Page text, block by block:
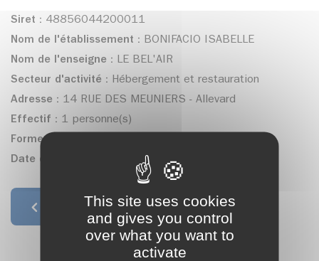
This site uses cookies
and gives you control
over what you want to
activate
Siret : 48856044200011
Nom de l'établissement : BONIFACIO ISABELLE
Nom de l'enseigne : LE BEL'AIR
Secteur d'activité : Hébergement et restauration
Adresse : 14 RUE DES MEUNIERS - Allevard
Effectif : 1 personne(s)
Forme juridique :
Date de création :
15/02/2006
Retour à la liste